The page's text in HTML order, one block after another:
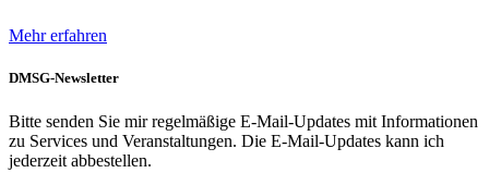
Mehr erfahren
DMSG-Newsletter
Bitte senden Sie mir regelmäßige E-Mail-Updates mit Informationen
zu Services und Veranstaltungen. Die E-Mail-Updates kann ich
jederzeit abbestellen.